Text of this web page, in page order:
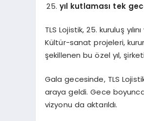
yıl kutlaması tek
TLS Lojistik, 25. kuruluş
Kültür-sanat projeleri,
şekillenen bu özel yıl,
Gala gecesinde, TLS
araya geldi. Gece
vizyonu da aktarıldı.